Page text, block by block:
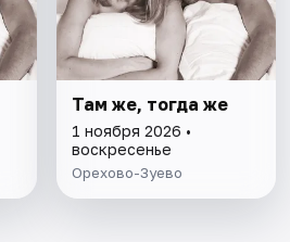
Там же, тогда же
1 ноября 2026 •
воскресенье
Орехово-Зуево